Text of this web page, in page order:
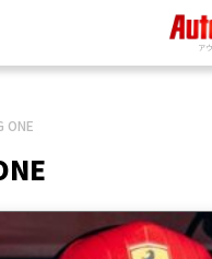
ONE